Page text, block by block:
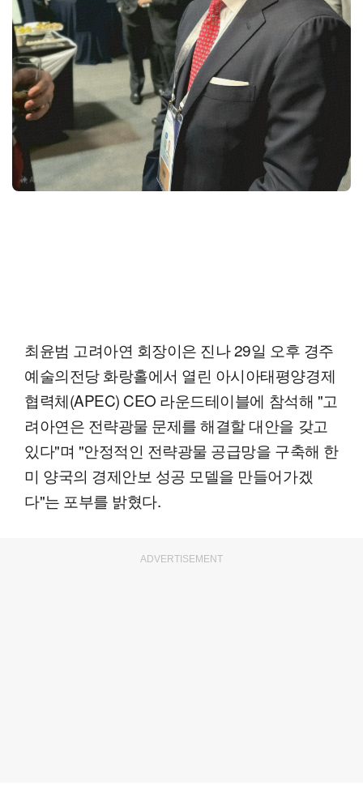
최윤범 고려아연 회장이은 진나 29일 오후 경주
예술의전당 화랑홀에서 열린 아시아태평양경제
협력체(APEC) CEO 라운드테이블에 참석해 "고
려아연은 전략광물 문제를 해결할 대안을 갖고
있다"며 "안정적인 전략광물 공급망을 구축해 한
미 양국의 경제안보 성공 모델을 만들어가겠
다"는 포부를 밝혔다.
ADVERTISEMENT